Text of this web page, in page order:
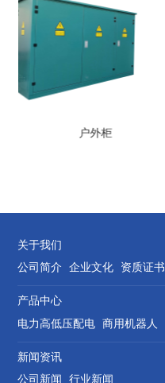
户外柜
关于我们
公司简介
企业文化 资质证书
产品中心
电力高低压配电 商用机器人
新闻资讯
公司新闻
行业新闻